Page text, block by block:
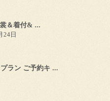
＆着付& ...
24日
ラン ご予約キ ...